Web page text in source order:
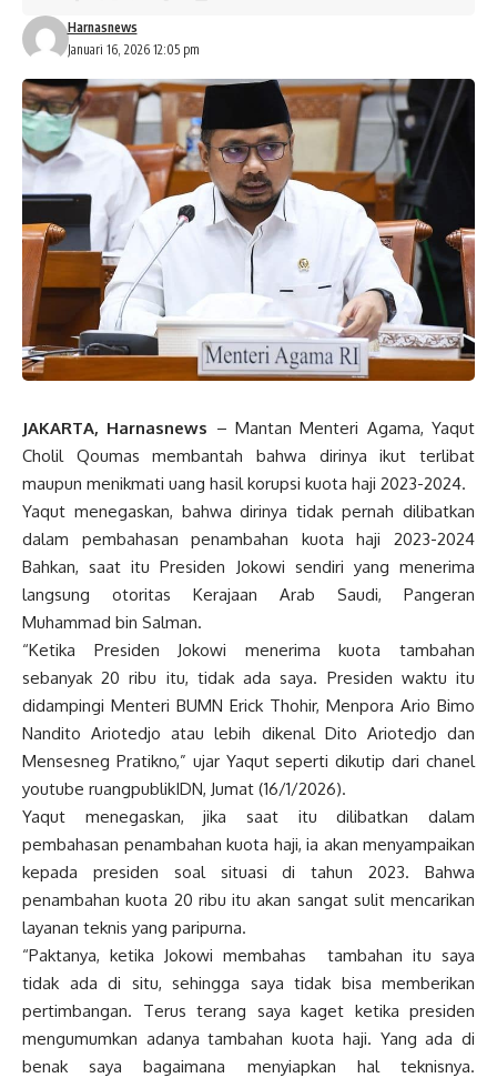
Januari 16, 2026 12:05 pm
Harnasnews
JAKARTA, Harnasnews – Mantan Menteri Agama, Yaqut
Cholil Qoumas membantah bahwa dirinya ikut terlibat
maupun menikmati uang hasil korupsi kuota haji 2023-2024.
Yaqut menegaskan, bahwa dirinya tidak pernah dilibatkan
dalam pembahasan penambahan kuota haji 2023-2024
Bahkan, saat itu Presiden Jokowi sendiri yang menerima
langsung otoritas Kerajaan Arab Saudi, Pangeran
Muhammad bin Salman.
“Ketika Presiden Jokowi menerima kuota tambahan
sebanyak 20 ribu itu, tidak ada saya. Presiden waktu itu
didampingi Menteri BUMN Erick Thohir, Menpora Ario Bimo
Nandito Ariotedjo atau lebih dikenal Dito Ariotedjo dan
Mensesneg Pratikno,” ujar Yaqut seperti dikutip dari chanel
youtube ruangpublikIDN, Jumat (16/1/2026).
Yaqut menegaskan, jika saat itu dilibatkan dalam
pembahasan penambahan kuota haji, ia akan menyampaikan
kepada presiden soal situasi di tahun 2023. Bahwa
penambahan kuota 20 ribu itu akan sangat sulit mencarikan
layanan teknis yang paripurna.
“Paktanya, ketika Jokowi membahas tambahan itu saya
tidak ada di situ, sehingga saya tidak bisa memberikan
pertimbangan. Terus terang saya kaget ketika presiden
mengumumkan adanya tambahan kuota haji. Yang ada di
benak saya bagaimana menyiapkan hal teknisnya.